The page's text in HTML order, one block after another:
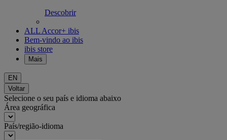
Descobrir
ALL Accor+ ibis
Bem-vindo ao ibis
ibis store
Mais
EN
Voltar
Selecione o seu país e idioma abaixo
Área geográfica
País/região-idioma